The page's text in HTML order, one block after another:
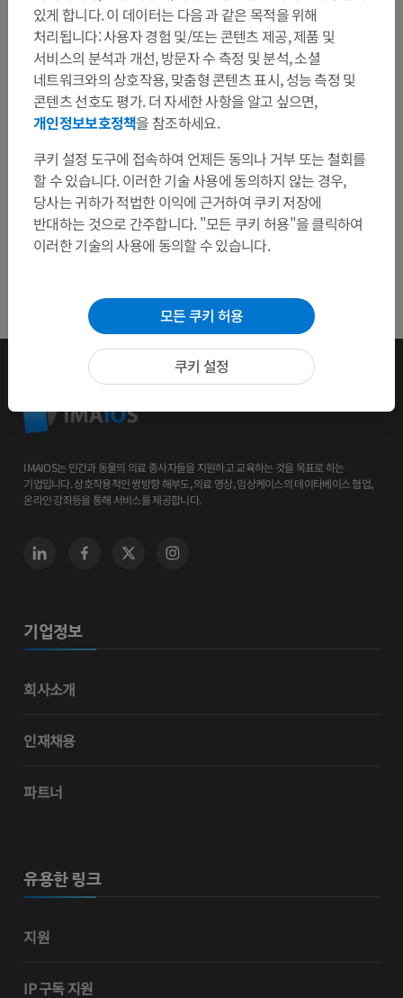
연락 주세요.
문제 보고
앱 다운로드
IMAIOS는 인간과 동물의 의료 종사자들을 지원하고 교육하는 것을 목표로 하는
기업입니다. 상호작용적인 쌍방향 해부도, 의료 영상, 임상케이스의 데이타베이스 협업,
온라인 강좌등을 통해 서비스를 제공합니다.
기업정보
회사소개
인재채용
파트너
유용한 링크
지원
IP 구독 지원
있게 합니다. 이 데이터는 다음 과 같은 목적을 위해
처리됩니다: 사용자 경험 및/또는 콘텐츠 제공, 제품 및
서비스의 분석과 개선, 방문자 수 측정 및 분석, 소셜
네트워크와의 상호작용, 맞춤형 콘텐츠 표시, 성능 측정 및
콘텐츠 선호도 평가. 더 자세한 사항을 알고 싶으면,
개인정보보호정책을 참조하세요.
쿠키 설정 도구에 접속하여 언제든 동의나 거부 또는 철회를
할 수 있습니다. 이러한 기술 사용에 동의하지 않는 경우,
당사는 귀하가 적법한 이익에 근거하여 쿠키 저장에
반대하는 것으로 간주합니다. "모든 쿠키 허용"을 클릭하여
이러한 기술의 사용에 동의할 수 있습니다.
모든 쿠키 허용
쿠키 설정